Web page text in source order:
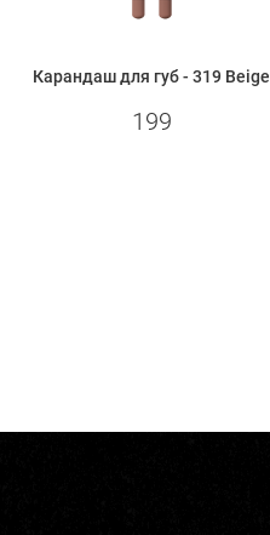
Карандаш для губ - 319 Beige
199